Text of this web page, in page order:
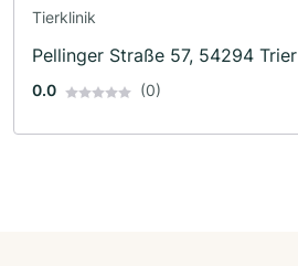
Tierklinik
Pellinger Straße 57, 54294 Trier
0.0 (0)